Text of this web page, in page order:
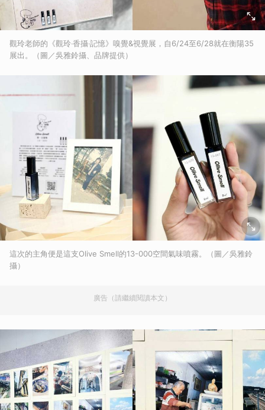
觀玲老師的《觀玲‧香攝‧記憶》嗅覺&視覺展，自6/24至6/28就在衡陽35
展出。（圖／吳雅鈴攝、品牌提供）
這次的主角便是這支Olive Smell的13-000空間氣味噴霧。（圖／吳雅鈴
攝）
廣告（請繼續閱讀本文）